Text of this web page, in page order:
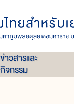
ข่าวสารและ
กิจกรรม